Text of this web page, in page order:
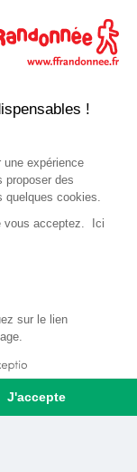
!
une expérience
proposer des
cookies.
vous acceptez. Ici
sur le lien
J'accepte